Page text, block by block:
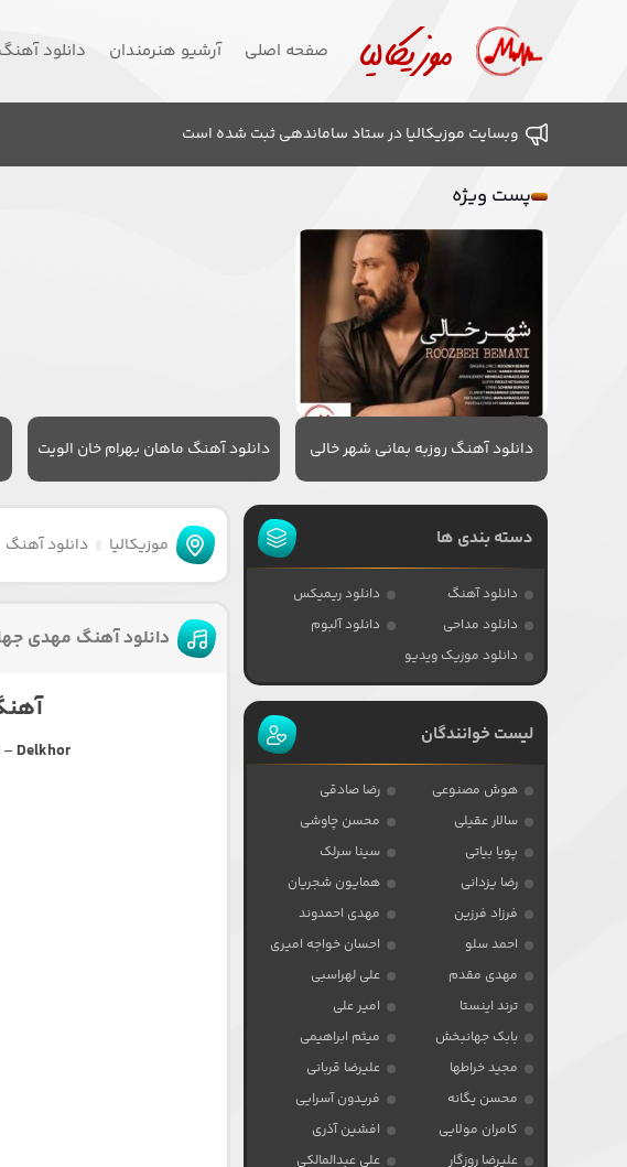
صفحه اصلی آرشیو هنرمندان دانلود آهنگ
وبسایت موزیکالیا در ستاد ساماندهی ثبت شده است
پست ویژه
دانلود آهنگ روزبه بمانی شهر خالی دانلود آهنگ ماهان بهرام خان الویت
موزیکالیا دانلود آهنگ
دانلود آهنگ مهدی
– Delkhor
دسته بندی ها
دانلود آهنگ
دانلود ریمیکس
دانلود مداحی
دانلود آلبوم
دانلود موزیک ویدیو
لیست خوانندگان
هوش مصنوعی
رضا صادقی
سالار عقیلی
محسن چاوشی
پویا بیاتی
سینا سرلک
رضا یزدانی
همایون شجریان
فرزاد فرزین
مهدی احمدوند
احمد سلو
احسان خواجه امیری
مهدی مقدم
علی لهراسبی
ترند اینستا
امیر علی
بابک جهانبخش
میثم ابراهیمی
مجید خراطها
علیرضا قربانی
محسن یگانه
فریدون آسرایی
کامران مولایی
افشین آذری
علیرضا روزگار
علی عبدالمالکی